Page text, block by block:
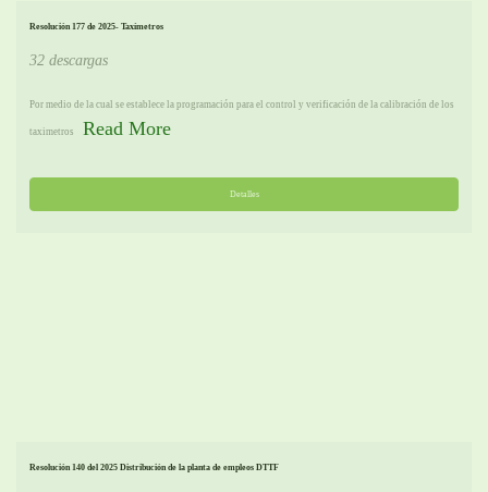
Resolución 177 de 2025- Taxímetros
32 descargas
Por medio de la cual se establece la programación para el control y verificación de la calibración de los
taximetros Read More
Detalles
Resolución 140 del 2025 Distribución de la planta de empleos DTTF